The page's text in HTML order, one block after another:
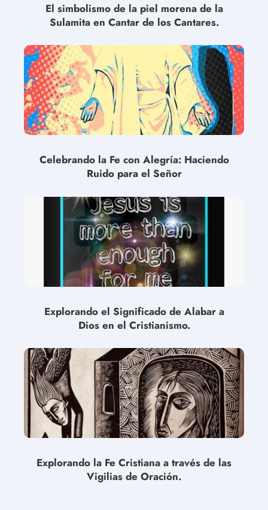
El simbolismo de la piel morena de la
Sulamita en Cantar de los Cantares.
Celebrando la Fe con Alegría: Haciendo
Ruido para el Señor
Explorando el Significado de Alabar a
Dios en el Cristianismo.
Explorando la Fe Cristiana a través de las
Vigilias de Oración.